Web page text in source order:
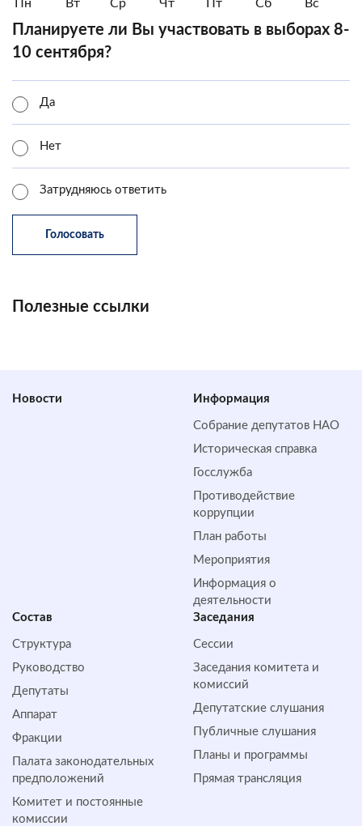
Пн Вт Ср Чт Пт Сб Вс
Планируете ли Вы участвовать в выборах 8-
10 сентября?
Да
Нет
Затрудняюсь ответить
Полезные ссылки
Новости Информация
Собрание депутатов НАО
Историческая справка
Госслужба
Противодействие
коррупции
План работы
Мероприятия
Информация о
деятельности
Состав
Структура
Руководство
Депутаты
Аппарат
Фракции
Палата законодательных
предположений
Комитет и постоянные
комиссии
Заседания
Сессии
Заседания комитета и
комиссий
Депутатские слушания
Публичные слушания
Планы и программы
Прямая трансляция